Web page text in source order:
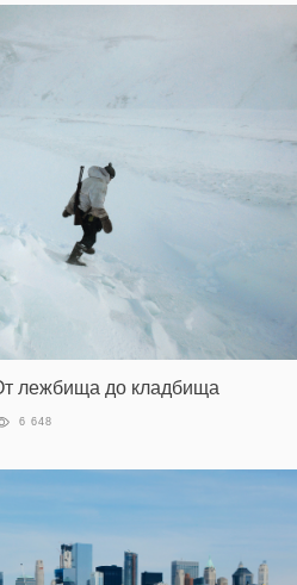
лежбища до кладбища
6 648